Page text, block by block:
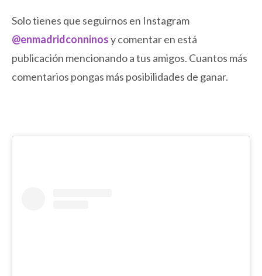
Solo tienes que seguirnos en Instagram
@enmadridconninosy comentar en está
publicación mencionando a tus amigos. Cuantos más
comentarios pongas más posibilidades de ganar.